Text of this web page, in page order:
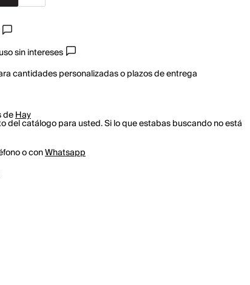
sin intereses
cantidades personalizadas o plazos de entrega
deHay
del catálogo para usted. Si lo que estabas buscando no está
o conWhatsapp